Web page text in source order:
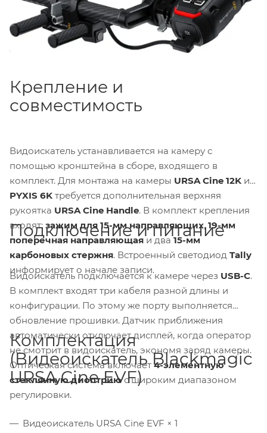
сменным резиновым наглазникам. Отображает
статусную информацию, кадровые направляющие и
встроенную фокус-таблицу для точной
фокусировки.
Крепление и
совместимость
Видоискатель устанавливается на камеру с
помощью кронштейна в сборе, входящего в
комплект. Для монтажа на камеры URSA Cine 12K и
PYXIS 6K требуется дополнительная верхняя
рукоятка URSA Cine Handle. В комплект крепления
входят: зажим для 15-мм направляющих,19-мм
поперечная направляющая и два 15-мм
карбоновых стержня. Встроенный светодиод Tally
информирует о начале записи.
Подключение и питание
Видоискатель подключается к камере через USB-C.
В комплект входят три кабеля разной длины и
конфигурации. По этому же порту выполняется
обновление прошивки. Датчик приближения
автоматически отключает дисплей, когда оператор
не смотрит в видоискатель, экономя заряд камеры.
Оптическая система включает 4-элементную
стеклянную диоптриюс широким диапазоном
регулировки.
Комплектация
(Видеоискатель Blackmagic
URSA Cine EVF)
Видеоискатель URSA Cine EVF × 1